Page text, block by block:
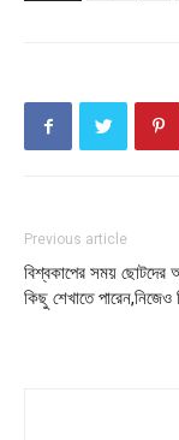
Previous article
বিশ্বকাপের সময়
কিছু শেখাতে পারেন,নিজেও